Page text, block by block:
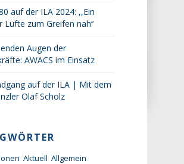
auf der ILA 2024: ,,Ein
Lüfte zum Greifen nah‘‘
Augen der
AWACS im Einsatz
auf der ILA | Mit dem
Olaf Scholz
Aktuell Allgemein